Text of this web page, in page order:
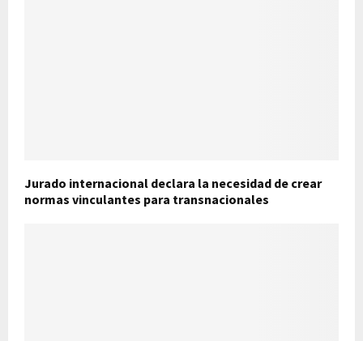
Jurado internacional declara la necesidad de crear
normas vinculantes para transnacionales